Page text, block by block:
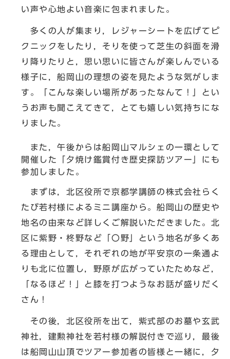
い声や心地よい音楽に包まれました。
多くの人が集まり，レジャーシートを広げてピ
クニックをしたり，そりを使って芝生の斜面を滑
り降りたりと，思い思いに皆さんが楽しんでいる
様子に，船岡山の理想の姿を見たような気がしま
す。「こんな楽しい場所があったなんて！」とい
うお声も聞こえてきて，とても嬉しい気持ちにな
りました。
また，午後からは船岡山マルシェの一環として
開催した「夕焼け鑑賞付き歴史探訪ツアー」にも
参加しました。
まずは，北区役所で京都学講師の株式会社らく
たび若村様によるミニ講座から。船岡山の歴史や
地名の由来など詳しくご解説いただきました。北
区に紫野・柊野など「〇野」という地名が多くあ
る理由として，それぞれの地が平安京の一条通よ
りも北に位置し，野原が広がっていたためなど，
「なるほど！」と膝を打つようなお話が盛りだく
さん！
その後，北区役所を出て，紫式部のお墓や玄武
神社，建勲神社を若村様の解説付きで巡り，最後
は船岡山山頂でツアー参加者の皆様と一緒に，夕